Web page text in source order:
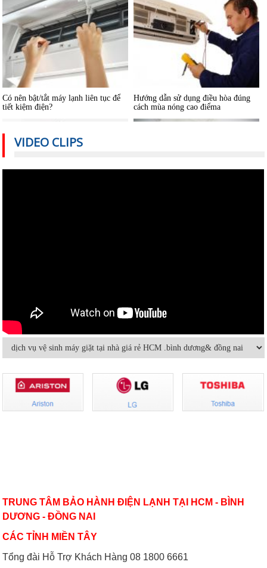
Có nên bật/tắt máy lạnh liên tục để
tiết kiệm điện?
Hướng dẫn sử dụng điều hòa đúng
cách mùa nóng cao điểma
Hướng dẫn sử dụng và bảo quản
máy lạnh âm trần hiệu quả
Bảo dưỡng điều hoà và những điều
cần lưu ý
không hại sức khỏe
nhiệt độ không đủ mát?
nhất trong mùa hè
VIDEO CLIPS
TRUNG TÂM BẢO HÀNH ĐIỆN LẠNH TẠI HCM - BÌNH
DƯƠNG - ĐỒNG NAI
CÁC TỈNH MIỀN TÂY
Tổng đài Hỗ Trợ Khách Hàng 08 1800 6661